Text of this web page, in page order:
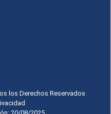
los Derechos Reservados